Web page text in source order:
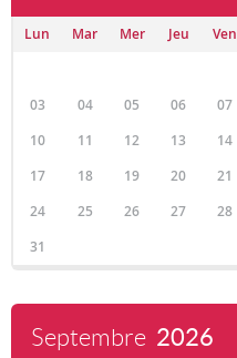
Lun Mar Mer Jeu Ven
03
04 05 06 07
10
11 12 13 14
17
18 19 20 21
24
25 26 27 28
31
Septembre 2026